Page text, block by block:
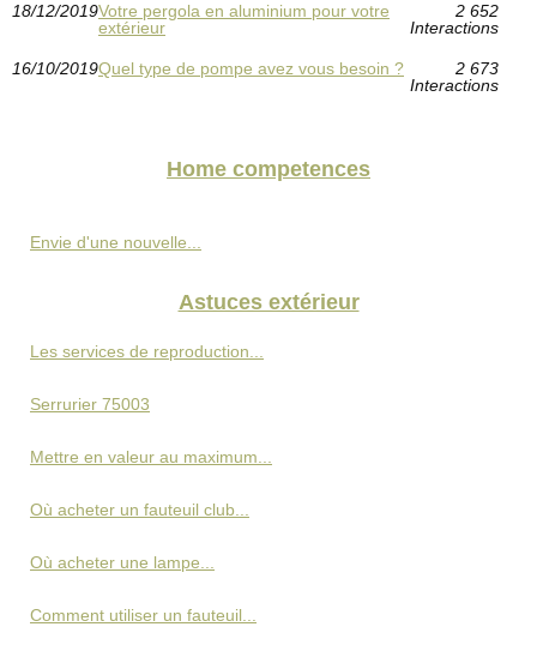
18/12/2019Votre pergola en aluminium pour votre
extérieur
2 652
Interactions
16/10/2019Quel type de pompe avez vous besoin ?
2 673
Interactions
Home competences
Envie d'une nouvelle...
Astuces extérieur
Les services de reproduction...
Serrurier 75003
Mettre en valeur au maximum...
Où acheter un fauteuil club...
Où acheter une lampe...
Comment utiliser un fauteuil...